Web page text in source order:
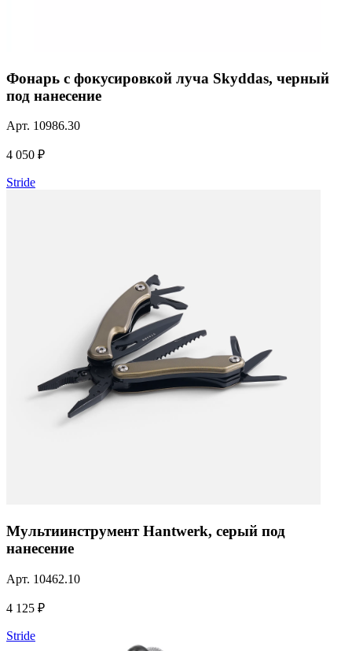
Фонарь с фокусировкой луча Skyddas, черный
под нанесение
Арт. 10986.30
4 050 ₽
Stride
Мультиинструмент Hantwerk, серый под
нанесение
Арт. 10462.10
4 125 ₽
Stride